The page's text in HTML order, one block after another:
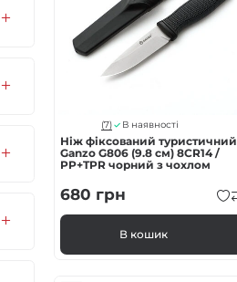
(7) В наявності
Ніж фіксований туристичний
Ganzo G806 (9.8 см) 8CR14 /
PP+TPR чорний з чохлом
680 грн
В кошик